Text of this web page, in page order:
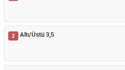
2 Altı/Üstü 3,5